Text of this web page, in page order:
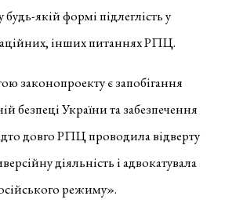
якій формі підлеглість у
інших питаннях РПЦ.
законопроекту є запобігання
безпеці України та забезпечення
довго РПЦ проводила відверту
діяльність і адвокатувала
режиму».